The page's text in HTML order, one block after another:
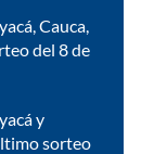
Cauca,
del 8 de
y
sorteo